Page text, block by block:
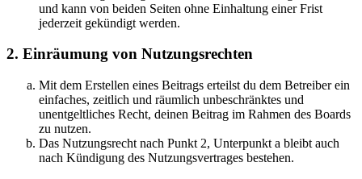
und kann von beiden Seiten ohne Einhaltung einer Frist
jederzeit gekündigt werden.
2. Einräumung von Nutzungsrechten
Mit dem Erstellen eines Beitrags erteilst du dem Betreiber ein
einfaches, zeitlich und räumlich unbeschränktes und
unentgeltliches Recht, deinen Beitrag im Rahmen des Boards
zu nutzen.
Das Nutzungsrecht nach Punkt 2, Unterpunkt a bleibt auch
nach Kündigung des Nutzungsvertrages bestehen.